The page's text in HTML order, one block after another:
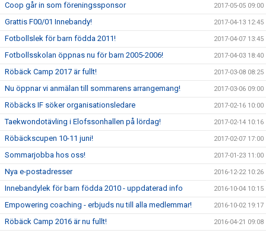
Coop går in som föreningssponsor 2017-05-05 09:00
Grattis F00/01 Innebandy! 2017-04-13 12:45
Fotbollslek för barn födda 2011! 2017-04-07 13:45
Fotbollsskolan öppnas nu för barn 2005-2006! 2017-04-03 18:40
Röbäck Camp 2017 är fullt! 2017-03-08 08:25
Nu öppnar vi anmälan till sommarens arrangemang! 2017-03-06 09:00
Röbäcks IF söker organisationsledare 2017-02-16 10:00
Taekwondotävling i Elofssonhallen på lördag! 2017-02-14 10:16
Röbäckscupen 10-11 juni! 2017-02-07 17:00
Sommarjobba hos oss! 2017-01-23 11:00
Nya e-postadresser 2016-12-22 10:26
Innebandylek för barn födda 2010 - uppdaterad info 2016-10-04 10:15
Empowering coaching - erbjuds nu till alla medlemmar! 2016-10-02 19:17
Röbäck Camp 2016 är nu fullt! 2016-04-21 09:08